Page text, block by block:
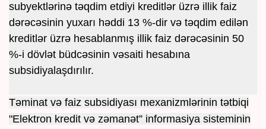
subyektlərinə təqdim etdiyi kreditlər üzrə illik faiz
dərəcəsinin yuxarı həddi 13 %-dir və təqdim edilən
kreditlər üzrə hesablanmış illik faiz dərəcəsinin 50
%-i dövlət büdcəsinin vəsaiti hesabına
subsidiyalaşdırılır.
Təminat və faiz subsidiyası mexanizmlərinin tətbiqi
"Elektron kredit və zəmanət” informasiya sisteminin